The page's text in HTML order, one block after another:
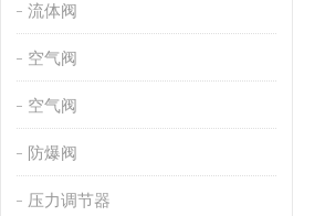
流体阀
空气阀
空气阀
防爆阀
压力调节器